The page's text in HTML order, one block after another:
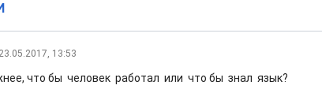
23.05.2017, 13:53
что бы человек работал или что бы знал язык?